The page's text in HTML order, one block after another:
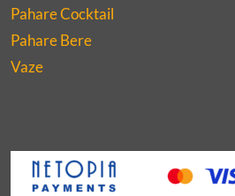
Pahare Cocktail
Pahare Bere
Vaze